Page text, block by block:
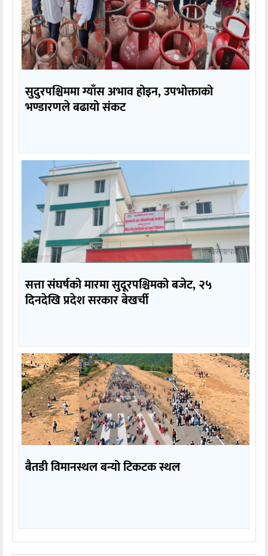
सुदुरपश्चिममा ग्याँस अभाव होइन, उपभोक्ताको
भण्डारणले बढायो संकट
सत्ता संघर्षको मारमा सुदूरपश्चिमको बजेट, २५
दिनदेखि प्रदेश सरकार बेखर्ची
बैतडी विमानस्थल बन्यो टिकटक स्थल